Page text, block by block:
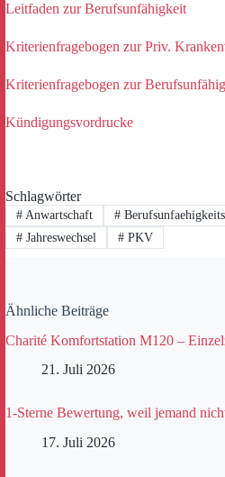
Leitfaden zur Berufsunfähigkeit
Kriterienfragebogen zur Priv.
Kriterienfragebogen zur
Kündigungsvordrucke
Schlagwörter
#Anwartschaft #
#Jahreswechsel #PKV
Ähnliche Beiträge
Charité Komfortstation M120 –
21. Juli 2026
1-Sterne Bewertung, weil jemand
17. Juli 2026